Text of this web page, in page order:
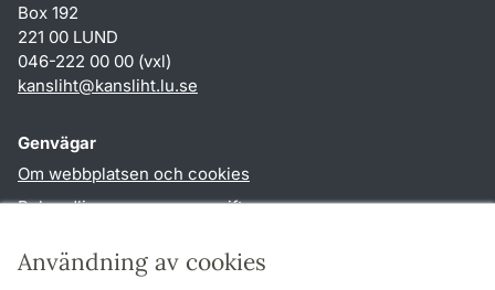
Användning av cookies
Box 192
221 00 LUND
046-222 00 00 (vxl)
kansliht@kansliht.lu.se
Genvägar
Om webbplatsen och cookies
Behandling av personuppgifter
TYPO3-login